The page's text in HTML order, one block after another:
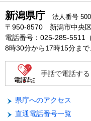
新潟県庁 法人番号
〒950-8570 新潟市中央
電話番号：025-285-5511（
8時30分から17時15分ま
手話で電話する
県庁へのアクセス
直通電話番号一覧